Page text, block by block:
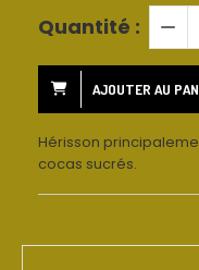
Quantité :
AJOUTER AU
Hérisson
cocas sucrés.